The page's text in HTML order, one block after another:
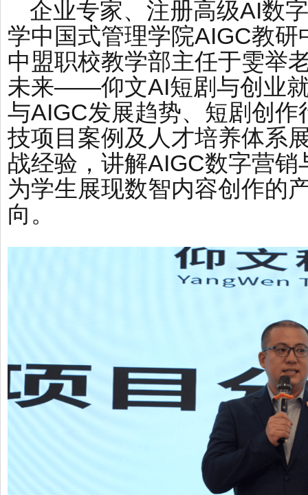
企业专家、注册高级AI数
学中国式管理学院AIGC教
中盟职校教学部主任于雯举
未来——仰文AI短剧与创业
与AIGC发展趋势、短剧创
技项目案例及人才培养体系
战经验，讲解AIGC数字营
为学生展现数智内容创作的
向。